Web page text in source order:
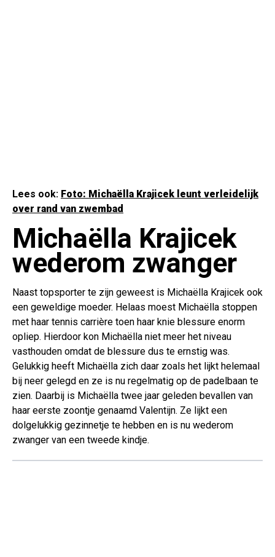
Lees ook: Foto: Michaëlla Krajicek leunt verleidelijk
over rand van zwembad
Michaëlla Krajicek
wederom zwanger
Naast topsporter te zijn geweest is Michaëlla Krajicek ook
een geweldige moeder. Helaas moest Michaëlla stoppen
met haar tennis carrière toen haar knie blessure enorm
opliep. Hierdoor kon Michaëlla niet meer het niveau
vasthouden omdat de blessure dus te ernstig was.
Gelukkig heeft Michaëlla zich daar zoals het lijkt helemaal
bij neer gelegd en ze is nu regelmatig op de padelbaan te
zien. Daarbij is Michaëlla twee jaar geleden bevallen van
haar eerste zoontje genaamd Valentijn. Ze lijkt een
dolgelukkig gezinnetje te hebben en is nu wederom
zwanger van een tweede kindje.